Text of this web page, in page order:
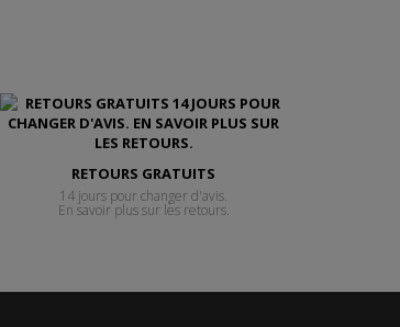
RETOURS GRATUITS
14 jours pour changer d'avis.
En savoir plus sur les retours.